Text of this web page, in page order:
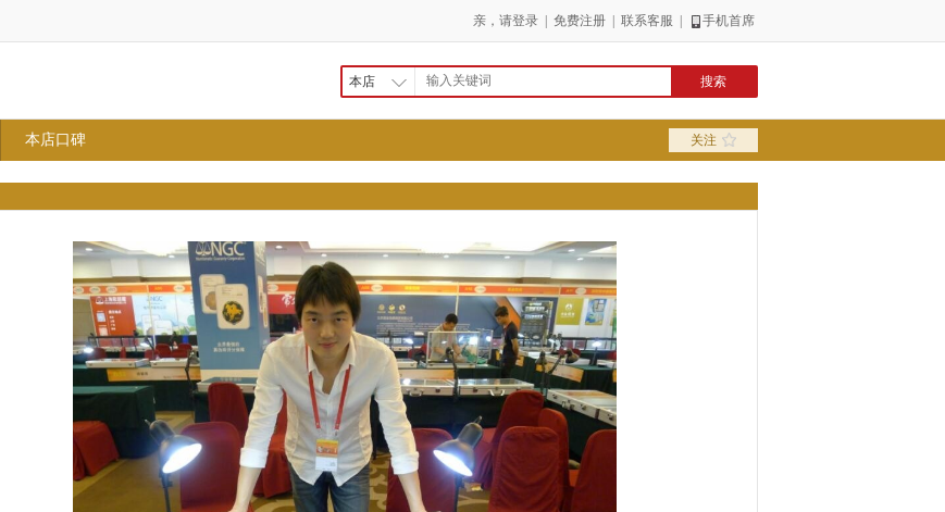
亲，请登录 免费注册 联系客服 手机首席
本店
本店口碑 关注